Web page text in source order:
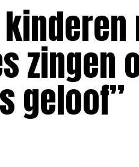
zingen
geloof”